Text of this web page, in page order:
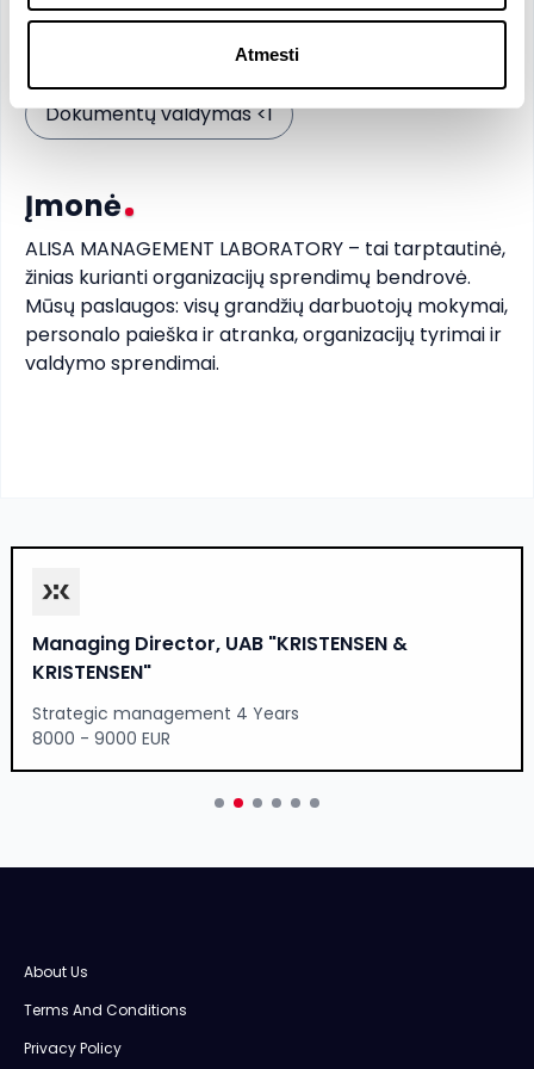
Atmesti
Pageidaujami įgūdžiai
Dokumentų valdymas <1
Įmonė
ALISA MANAGEMENT LABORATORY – tai tarptautinė,
žinias kurianti organizacijų sprendimų bendrovė.
Mūsų paslaugos: visų grandžių darbuotojų mokymai,
personalo paieška ir atranka, organizacijų tyrimai ir
valdymo sprendimai.
Managing Director, UAB "KRISTENSEN &
KRISTENSEN"
Strategic management 4 Years
8000 - 9000 EUR
About Us
Terms And Conditions
Privacy Policy